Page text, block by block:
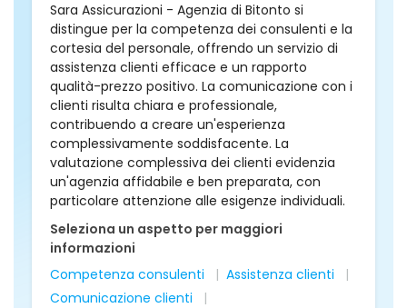
Sara Assicurazioni - Agenzia di Bitonto si
distingue per la competenza dei consulenti e la
cortesia del personale, offrendo un servizio di
assistenza clienti efficace e un rapporto
qualità-prezzo positivo. La comunicazione con i
clienti risulta chiara e professionale,
contribuendo a creare un'esperienza
complessivamente soddisfacente. La
valutazione complessiva dei clienti evidenzia
un'agenzia affidabile e ben preparata, con
particolare attenzione alle esigenze individuali.
Seleziona un aspetto per maggiori
informazioni
Competenza consulenti
Assistenza clienti
Comunicazione clienti